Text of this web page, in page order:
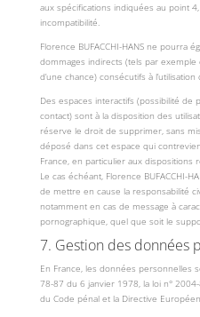
aux spécifications indiquées au point 4,
incompatibilité.
Florence BUFACCHI-HANS ne pourra
dommages indirects (tels par
d’une chance) consécutifs à l’utilisation
Des espaces interactifs (possibilité de
contact) sont à la disposition des
réserve le droit de supprimer, sans
déposé dans cet espace qui
France, en particulier aux dispositions
Le cas échéant, Florence BUFACCHI-
de mettre en cause la responsabilité
notamment en cas de message à
pornographique, quel que soit le
7. Gestion des données
En France, les données personnelles
78-87 du 6 janvier 1978, la loi n°
du Code pénal et la Directive